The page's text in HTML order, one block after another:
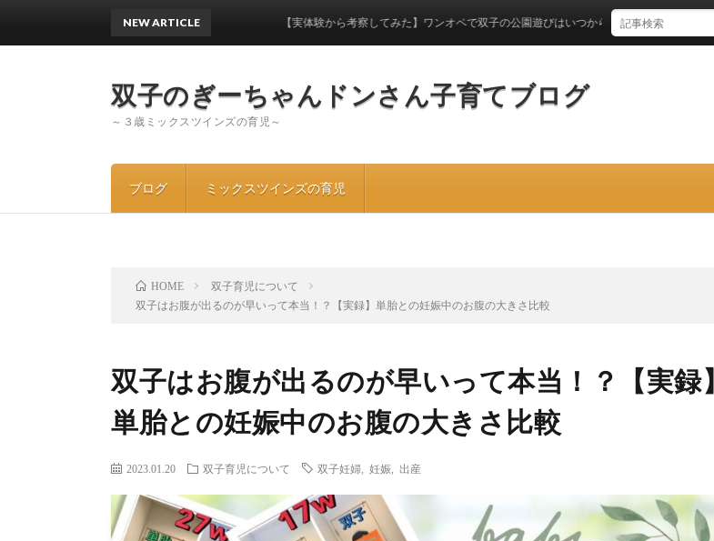
双子のぎーちゃんドンさん子育てブログ
～３歳ミックスツインズの育児～
ブログ ミックスツインズの育児
NEW ARTICLE 【実体験から考察してみた】ワンオペで双子の公園遊びはいつからできるのか？
HOME
双子育児について
双子はお腹が出るのが早いって本当！？【実録】単胎との妊娠中のお腹の大きさ比較
双子はお腹が出るのが早いって本当！？【実録】
単胎との妊娠中のお腹の大きさ比較
2023.01.20 双子育児について 双子妊婦 妊娠 出産